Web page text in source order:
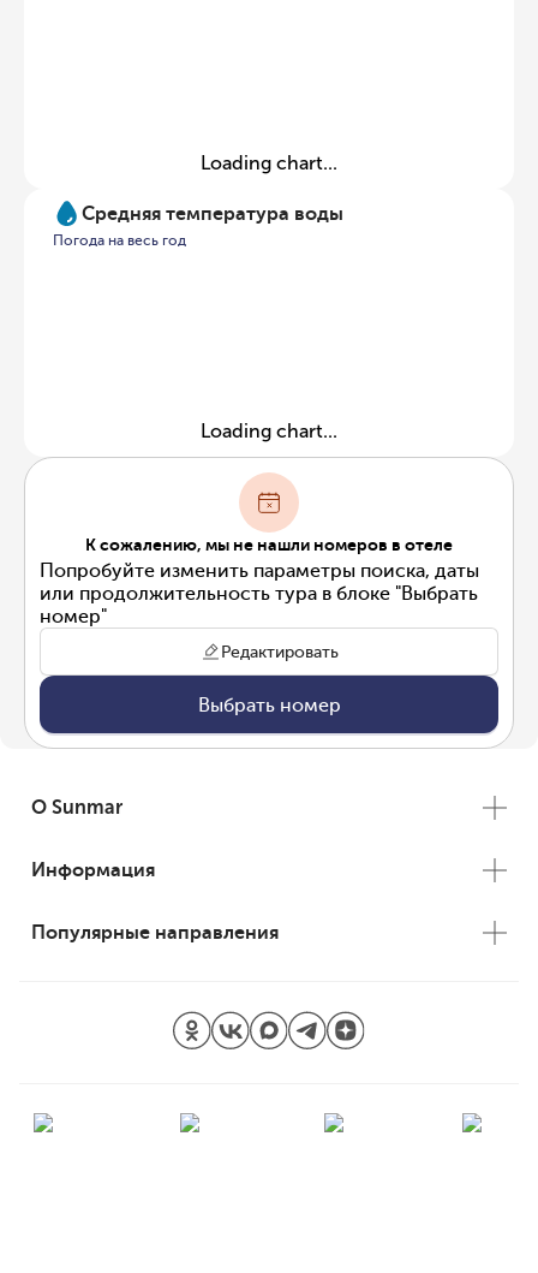
Loading chart...
Средняя температура воды
Погода на весь год
Loading chart...
К сожалению, мы не нашли номеров в отеле
Попробуйте изменить параметры поиска, даты
или продолжительность тура в блоке "Выбрать
номер"
Редактировать
Выбрать номер
О Sunmar
Информация
Популярные направления